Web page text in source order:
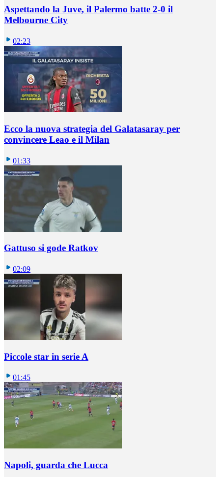
Aspettando la Juve, il Palermo batte 2-0 il
Melbourne City
02:23
Ecco la nuova strategia del Galatasaray per
convincere Leao e il Milan
01:33
Gattuso si gode Ratkov
02:09
Piccole star in serie A
01:45
Napoli, guarda che Lucca